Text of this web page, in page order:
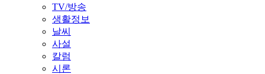
TV/방송
생활정보
날씨
사설
칼럼
시론